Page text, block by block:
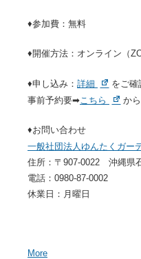
♦参加費：無料
♦開催方法：オンライン（
♦申し込み： 詳細
新
規
をご確
事前予約要➡ こちら
新
ブ
から
♦お問い合わせ
一般社団法人ゆんたくガー
住所：〒907-0022 沖縄県
電話：0980-87-0002
休業日：月曜日
More